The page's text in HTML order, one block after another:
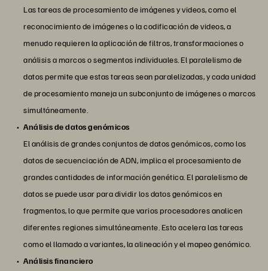
Las tareas de procesamiento de imágenes y videos, como el
reconocimiento de imágenes o la codificación de videos, a
menudo requieren la aplicación de filtros, transformaciones o
análisis a marcos o segmentos individuales. El paralelismo de
datos permite que estas tareas sean paralelizadas, y cada unidad
de procesamiento maneja un subconjunto de imágenes o marcos
simultáneamente.
Análisis de datos genómicos
El análisis de grandes conjuntos de datos genómicos, como los
datos de secuenciación de ADN, implica el procesamiento de
grandes cantidades de información genética. El paralelismo de
datos se puede usar para dividir los datos genómicos en
fragmentos, lo que permite que varios procesadores analicen
diferentes regiones simultáneamente. Esto acelera las tareas
como el llamado a variantes, la alineación y el mapeo genómico.
Análisis financiero